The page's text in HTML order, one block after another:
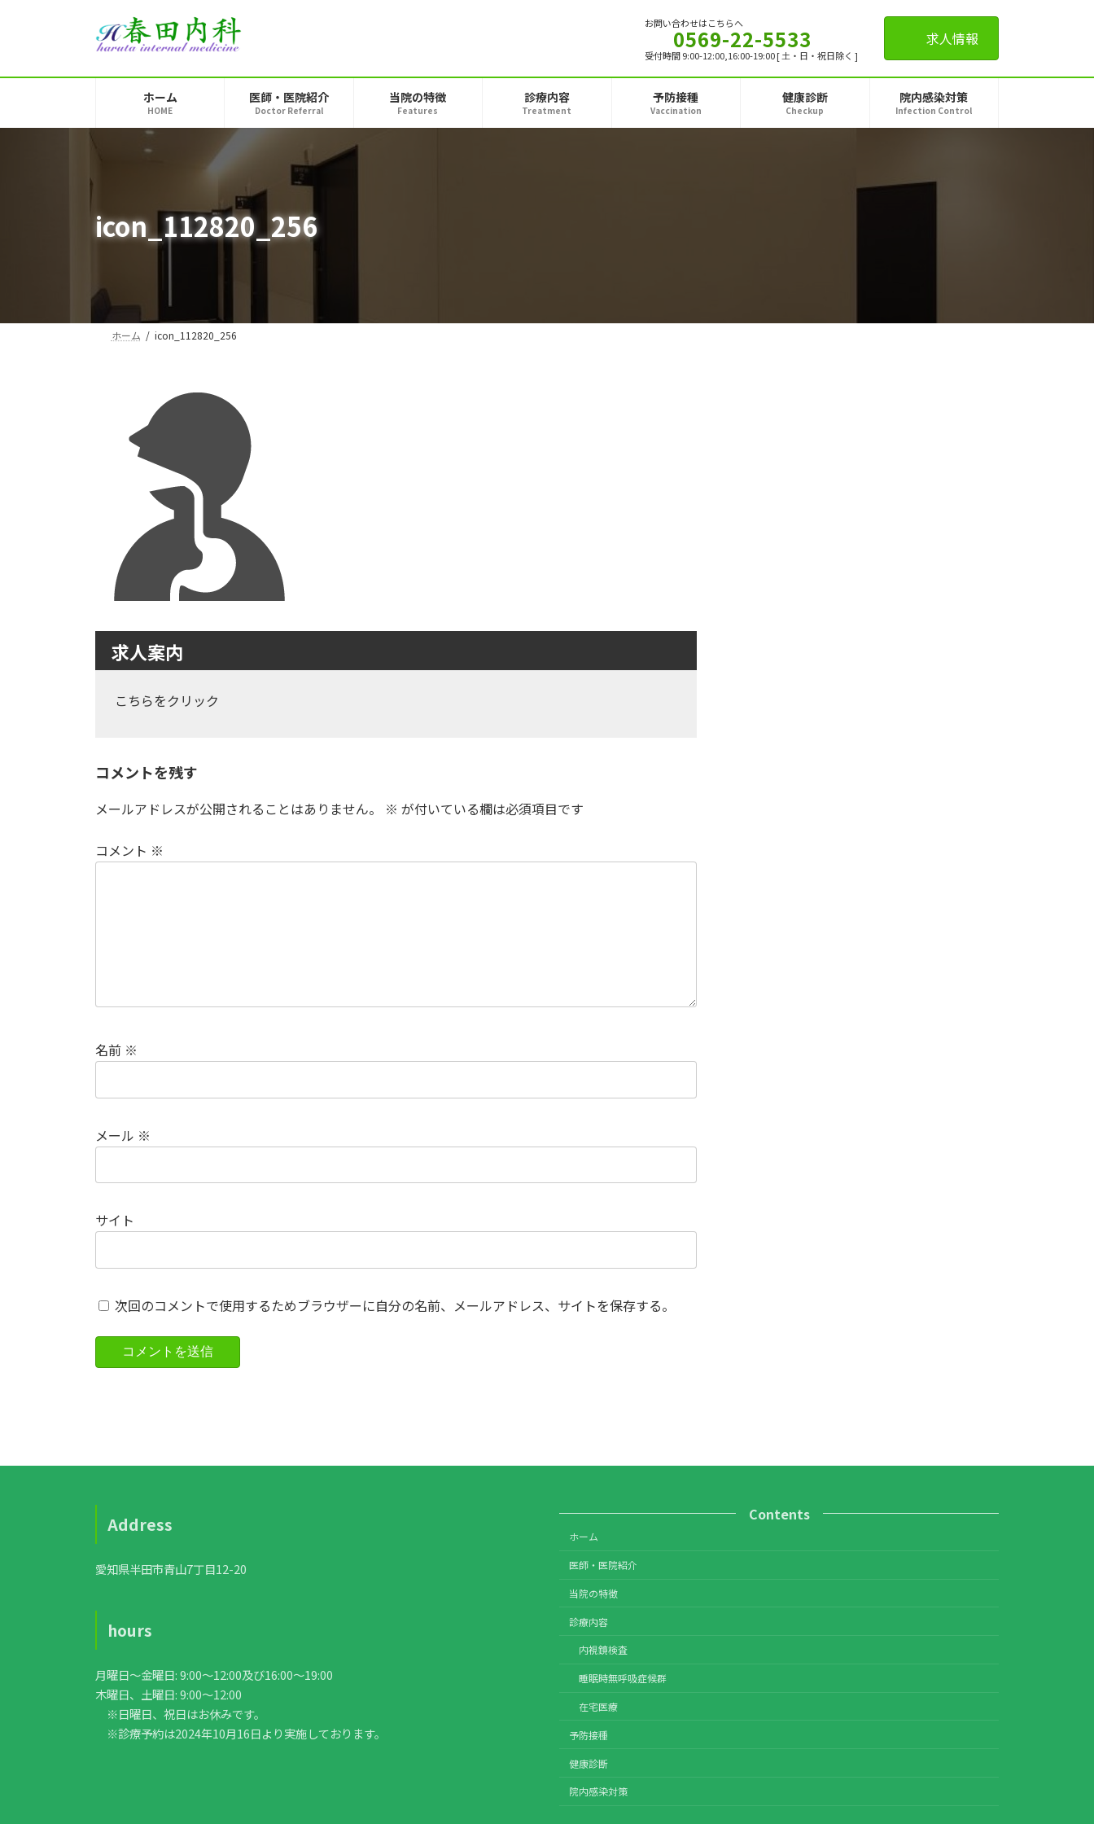
ス
ン
お問い合わせはこちらへ
0569-22-5533
受付時間 9:00-12:00,16:00-19:00 [ 土・日・祝日除く ]
求人情報
ホーム
HOME
医師・医院紹介
Doctor Referral
当院の特徴
Features
診療内容
Treatment
予防接種
Vaccination
健康診断
Checkup
院内感染対策
Infection Control
icon_112820_256
ホーム icon_112820_256
求人案内
こちらをクリック
コメントを残す
メールアドレスが公開されることはありません。 ※ が付いている欄は必須項目です
コメント ※
名前 ※
メール ※
サイト
次回のコメントで使用するためブラウザーに自分の名前、メールアドレス、サイトを保存する。
Address
愛知県半田市青山7丁目12-20
hours
月曜日〜金曜日: 9:00〜12:00及び16:00〜19:00
木曜日、土曜日: 9:00〜12:00
※日曜日、祝日はお休みです。
※診療予約は2024年10月16日より実施しております。
Contents
ホーム
医師・医院紹介
当院の特徴
診療内容
内視鏡検査
睡眠時無呼吸症候群
在宅医療
予防接種
健康診断
院内感染対策